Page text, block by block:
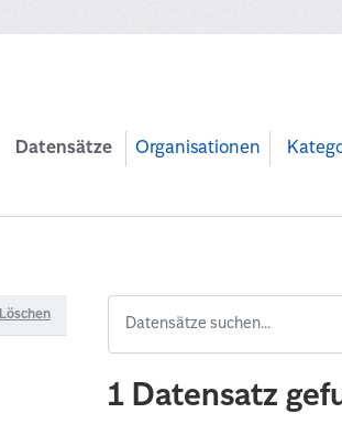
Datensätze Organisationen
Löschen
1 Datensatz